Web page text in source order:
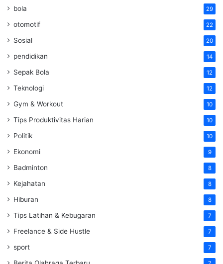
bola 29
otomotif 22
Sosial 20
pendidikan 14
Sepak Bola 12
Teknologi 12
Gym & Workout 10
Tips Produktivitas Harian 10
Politik 10
Ekonomi 9
Badminton 8
Kejahatan 8
Hiburan 8
Tips Latihan & Kebugaran 7
Freelance & Side Hustle 7
sport 7